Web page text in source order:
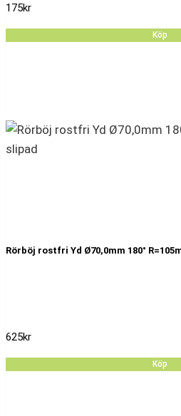
175kr
Köp
Rörböj rostfri Yd Ø70,0mm 180°
625kr
Köp